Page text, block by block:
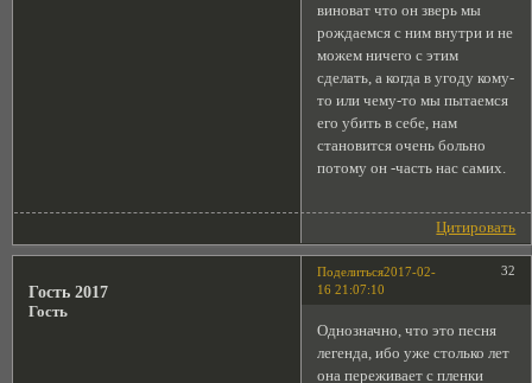
виноват что он зверь мы
рождаемся с ним внутри и не
можем ничего с этим
сделать, а когда в угоду кому-
то или чему-то мы пытаемся
его убить в себе, нам
становится очень больно
потому он -часть нас самих.
Цитировать
Поделиться 32
2017-02-
16 21:07:10
Гость 2017
Гость
Однозначно, что это песня
легенда, ибо уже столько лет
она переживает с пленки